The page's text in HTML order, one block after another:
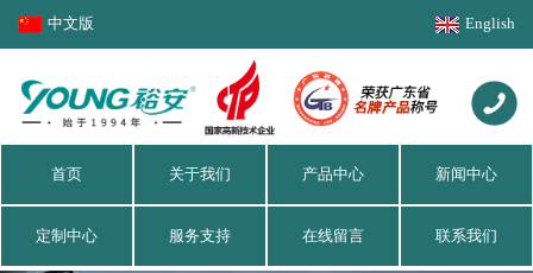
中文版 English
首页 关于我们 产品中心 新闻中心
定制中心 服务支持 在线留言 联系我们